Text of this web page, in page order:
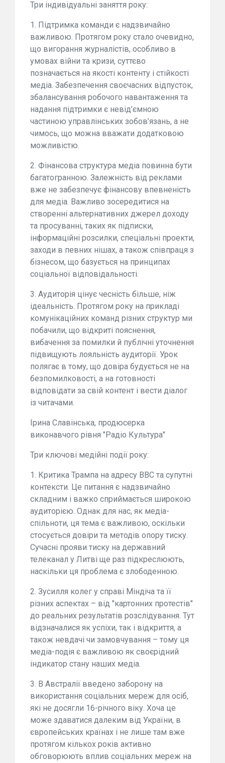
Три індивідуальні заняття року:
1. Підтримка команди є надзвичайно
важливою. Протягом року стало очевидно,
що вигорання журналістів, особливо в
умовах війни та кризи, суттєво
позначається на якості контенту і стійкості
медіа. Забезпечення своєчасних відпусток,
збалансування робочого навантаження та
надання підтримки є невід’ємною
частиною управлінських зобов’язань, а не
чимось, що можна вважати додатковою
можливістю.
2. Фінансова структура медіа повинна бути
багатогранною. Залежність від реклами
вже не забезпечує фінансову впевненість
для медіа. Важливо зосередитися на
створенні альтернативних джерел доходу
та просуванні, таких як підписки,
інформаційні розсилки, спеціальні проекти,
заходи в певних нішах, а також співпраця з
бізнесом, що базується на принципах
соціальної відповідальності.
3. Аудиторія цінує чесність більше, ніж
ідеальність. Протягом року на прикладі
комунікаційних команд різних структур ми
побачили, що відкриті пояснення,
вибачення за помилки й публічні уточнення
підвищують лояльність аудиторії. Урок
полягає в тому, що довіра будується не на
безпомилковості, а на готовності
відповідати за свій контент і вести діалог
із читачами.
Ірина Славінська, продюсерка
виконавчого рівня "Радіо Культура"
Три ключові медійні події року:
1. Критика Трампа на адресу BBC та супутні
контексти. Це питання є надзвичайно
складним і важко сприймається широкою
аудиторією. Однак для нас, як медіа-
спільноти, ця тема є важливою, оскільки
стосується довіри та методів опору тиску.
Сучасні прояви тиску на державний
телеканал у Литві ще раз підкреслюють,
наскільки ця проблема є злободенною.
2. Зусилля колег у справі Міндіча та її
різних аспектах – від "картонних протестів"
до реальних результатів розслідування. Тут
відзначалися як успіхи, так і відкриття, а
також невдачі чи замовчування – тому ця
медіа-подія є важливою як своєрідний
індикатор стану наших медіа.
3. В Австралії введено заборону на
використання соціальних мереж для осіб,
які не досягли 16-річного віку. Хоча це
може здаватися далеким від України, в
європейських країнах і не лише там вже
протягом кількох років активно
обговорюють вплив соціальних мереж на